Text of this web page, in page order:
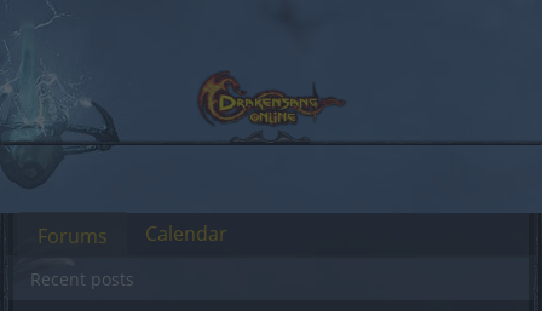
Forums
Recent posts
Calendar